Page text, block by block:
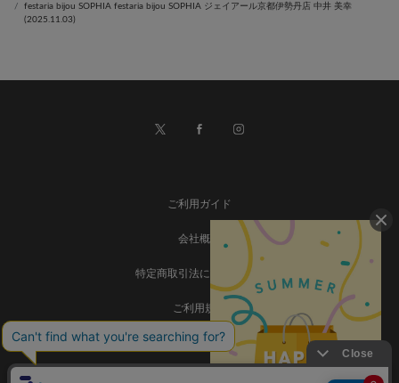
festaria bijou SOPHIA festaria bijou SOPHIA ジェイアール京都伊勢丹店 中井 美幸
(2025.11.03)
ご利用ガイド
会社概要
特定商取引法に基づく表記
ご利用規約
個人情報保護方針